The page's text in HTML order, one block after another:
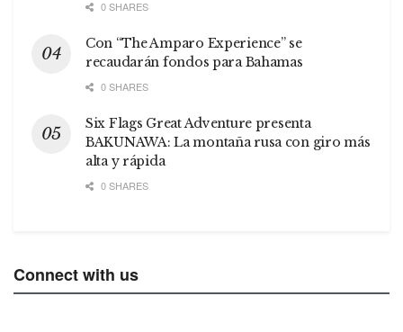
0 SHARES
Con “The Amparo Experience” se
recaudarán fondos para Bahamas
0 SHARES
Six Flags Great Adventure presenta
BAKUNAWA: La montaña rusa con giro más
alta y rápida
0 SHARES
Connect with us